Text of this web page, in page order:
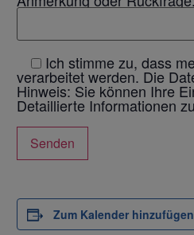
Ich stimme zu, dass
verarbeitet werden. Die
Hinweis: Sie können Ihre
Detaillierte Informationen
Zum Kalender hinzufügen